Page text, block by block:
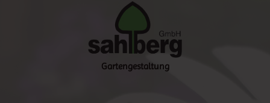
Gartengestaltung